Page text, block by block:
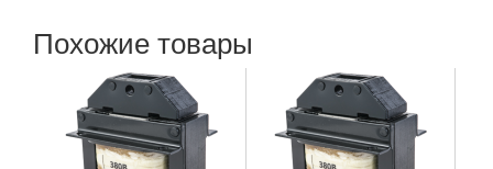
Похожие товары